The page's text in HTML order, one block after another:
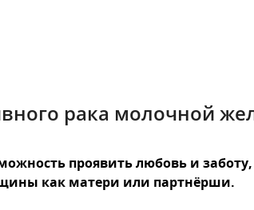
рака молочной
проявить любовь и
как матери или партнёрши.